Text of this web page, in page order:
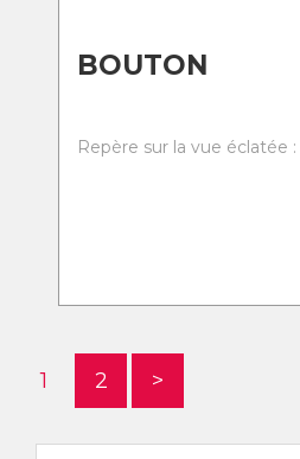
BOUTON
Repère sur la vue éclatée :
1 2 >